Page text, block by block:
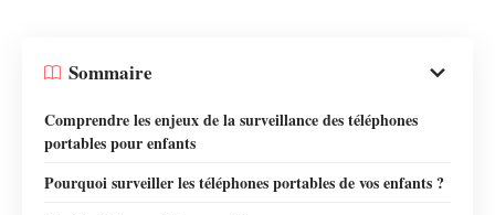
Sommaire
Comprendre les enjeux de la surveillance des téléphones
portables pour enfants
Pourquoi surveiller les téléphones portables de vos enfants ?